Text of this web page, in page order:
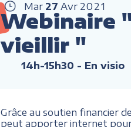
Mar 27 Avr 2021
Webinaire
vieillir "
14h-15h30 - En visio
Grâce au soutien financier
peut apporter internet pour